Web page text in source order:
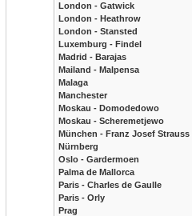
London - Gatwick
London - Heathrow
London - Stansted
Luxemburg - Findel
Madrid - Barajas
Mailand - Malpensa
Malaga
Manchester
Moskau - Domodedowo
Moskau - Scheremetjewo
München - Franz Josef Strauss
Nürnberg
Oslo - Gardermoen
Palma de Mallorca
Paris - Charles de Gaulle
Paris - Orly
Prag